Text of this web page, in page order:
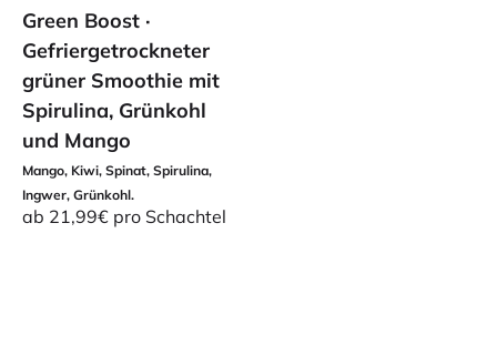
Green Boost ·
Gefriergetrockneter
grüner Smoothie mit
Spirulina, Grünkohl
und Mango
Mango, Kiwi, Spinat, Spirulina,
Ingwer, Grünkohl.
Angebot
ab 21,99€ pro Schachtel